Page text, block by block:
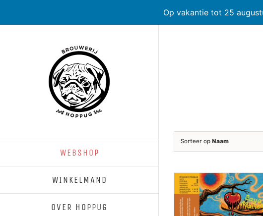
Op vakantie tot 25
WEBSHOP
WINKELMAND
OVER HOPPUG
Sorteer op Naam